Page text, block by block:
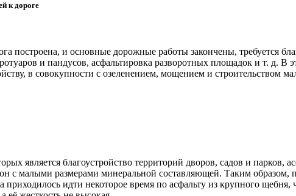
к дороге
построена, и основные дорожные работы закончены, требуется
и пандусов, асфальтировка разворотных площадок и т. д.
в совокупности с озеленением, мощением и
является благоустройство территорий дворов, садов и парков,
с малыми размерами минеральной составляющей. Таким образом,
идти некоторое время по асфальту из крупного